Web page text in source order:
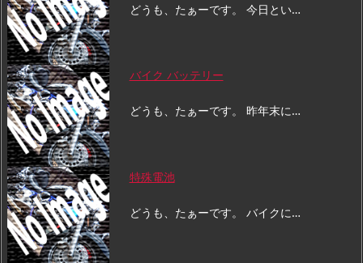
どうも、たぁーです。 今日とい…
バイク バッテリー
どうも、たぁーです。 昨年末に…
特殊電池
どうも、たぁーです。 バイクに…